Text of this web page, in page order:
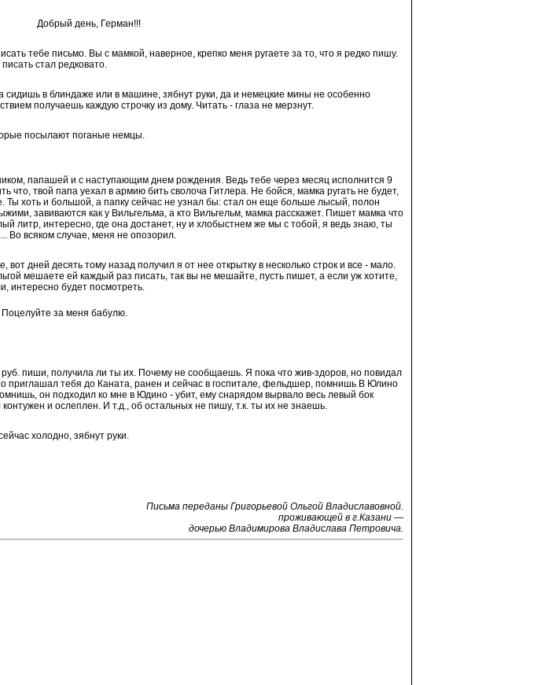
Добрый день, Герман!!!
тебе письмо. Вы с мамкой, наверное, крепко меня ругаете за то, что я редко пишу.
стал редковато.
сидишь в блиндаже или в машине, зябнут руки, да и немецкие мины не особенно
получаешь каждую строчку из дому. Читать - глаза не мерзнут.
посылают поганые немцы.
папашей и с наступающим днем рождения. Ведь тебе через месяц исполнится 9
что, твой папа уехал в армию бить сволоча Гитлера. Не бойся, мамка ругать не будет,
Ты хоть и большой, а папку сейчас не узнал бы: стал он еще больше лысый, полон
завиваются как у Вильгельма, а кто Вильгельм, мамка расскажет. Пишет мамка что
литр, интересно, где она достанет, ну и хлобыстнем же мы с тобой, я ведь знаю, ты
Во всяком случае, меня не опозорил.
дней десять тому назад получил я от нее открытку в несколько строк и все - мало.
мешаете ей каждый раз писать, так вы не мешайте, пусть пишет, а если уж хотите,
интересно будет посмотреть.
за меня бабулю.
пиши, получила ли ты их. Почему не сообщаешь. Я пока что жив-здоров, но повидал
приглашал тебя до Каната, ранен и сейчас в госпитале, фельдшер, помнишь В Юлино
он подходил ко мне в Юдино - убит, ему снарядом вырвало весь левый бок
и ослеплен. И т.д., об остальных не пишу, т.к. ты их не знаешь.
холодно, зябнут руки.
Письма переданы Григорьевой Ольгой Владиславовной.
проживающей в г.Казани —
дочерью Владимирова Владислава Петровича.